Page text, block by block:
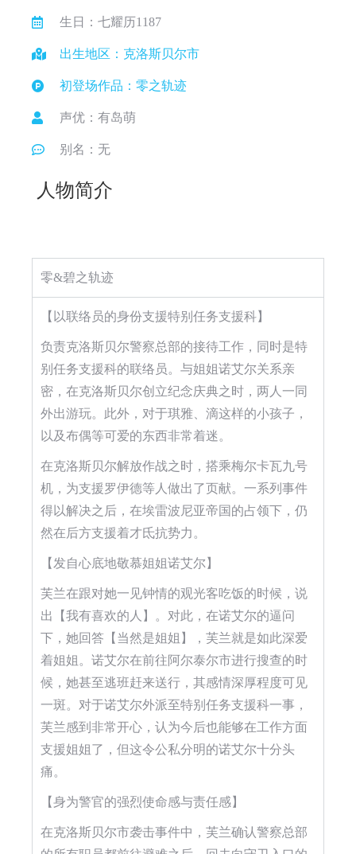
生日：七耀历1187
出生地区：克洛斯贝尔市
初登场作品：零之轨迹
声优：有岛萌
别名：无
人物简介
零&碧之轨迹
【以联络员的身份支援特别任务支援科】
负责克洛斯贝尔警察总部的接待工作，同时是特
别任务支援科的联络员。与姐姐诺艾尔关系亲
密，在克洛斯贝尔创立纪念庆典之时，两人一同
外出游玩。此外，对于琪雅、滴这样的小孩子，
以及布偶等可爱的东西非常着迷。
在克洛斯贝尔解放作战之时，搭乘梅尔卡瓦九号
机，为支援罗伊德等人做出了页献。一系列事件
得以解决之后，在埃雷波尼亚帝国的占领下，仍
然在后方支援着才氐抗势力。
【发自心底地敬慕姐姐诺艾尔】
芙兰在跟对她一见钟情的观光客吃饭的时候，说
出【我有喜欢的人】。对此，在诺艾尔的逼问
下，她回答【当然是姐姐】，芙兰就是如此深爱
着姐姐。诺艾尔在前往阿尔泰尔市进行搜查的时
候，她甚至逃班赶来送行，其感情深厚程度可见
一斑。对于诺艾尔外派至特别任务支援科一事，
芙兰感到非常开心，认为今后也能够在工作方面
支援姐姐了，但这令公私分明的诺艾尔十分头
痛。
【身为警官的强烈使命感与责任感】
在克洛斯贝尔市袭击事件中，芙兰确认警察总部